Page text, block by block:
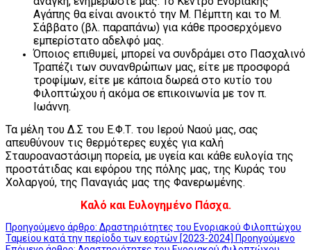
Αγάπης θα είναι ανοικτό την Μ. Πέμπτη και το Μ.
Σάββατο (βλ. παραπάνω) για κάθε προσερχόμενο
εμπερίστατο αδελφό μας.
Όποιος επιθυμεί, μπορεί να συνδράμει στο Πασχαλινό
Τραπέζι των συνανθρώπων μας, είτε με προσφορά
τροφίμων, είτε με κάποια δωρεά στο κυτίο του
Φιλοπτώχου ή ακόμα σε επικοινωνία με τον π.
Ιωάννη.
Τα μέλη του Δ.Σ του Ε.Φ.Τ. του Ιερού Ναού μας, σας
απευθύνουν τις θερμότερες ευχές για καλή
Σταυροαναστάσιμη πορεία, με υγεία και κάθε ευλογία της
προστάτιδας και εφόρου της πόλης μας, της Κυράς του
Χολαργού, της Παναγιάς μας της Φανερωμένης.
Καλό και Ευλογημένο Πάσχα.
Προηγούμενο άρθρο: Δραστηριότητες του Ενοριακού Φιλοπτώχου
Ταμείου κατά την περίοδο των εορτών [2023-2024] Προηγούμενο